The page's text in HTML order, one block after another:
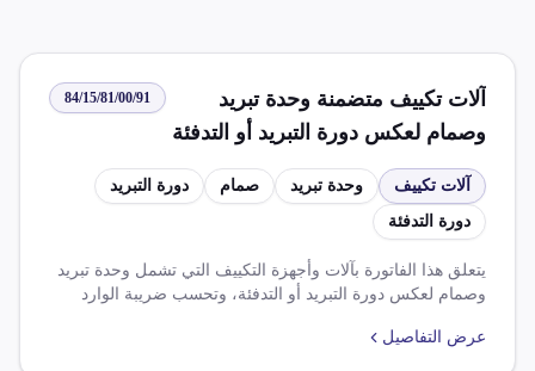
آلات تكييف متضمنة وحدة تبريد
وصمام لعكس دورة التبريد أو التدفئة
وحدات كاملة
84/15/81/00/91
آلات تكييف وحدة تبريد صمام
دورة التبريد
دورة التدفئة
يتعلق هذا الفاتورة بآلات وأجهزة التكييف التي تشمل وحدة تبريد
وصمام لعكس دورة التبريد أو التدفئة، وتحسب ضريبة الوارد
عرض التفاصيل